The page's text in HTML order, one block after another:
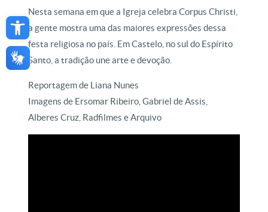
Open toolbar
Nesta semana em que a Igreja celebra Corpus Christi,
a gente mostra uma das maiores expressões dessa
festa religiosa no país. Em Castelo, no sul do Espírito
Santo, a tradição une arte e devoção.
Reportagem de Liana Nunes
Imagens de Ersomar Ribeiro, Gabriel de Assis,
Alberes Cruz, Radfilmes e Arquivo